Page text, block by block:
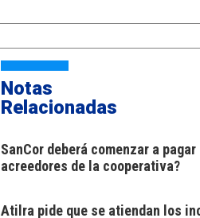
Notas
Relacionadas
SanCor deberá comenzar a
acreedores de la cooperativa?
Atilra pide que se atiendan los